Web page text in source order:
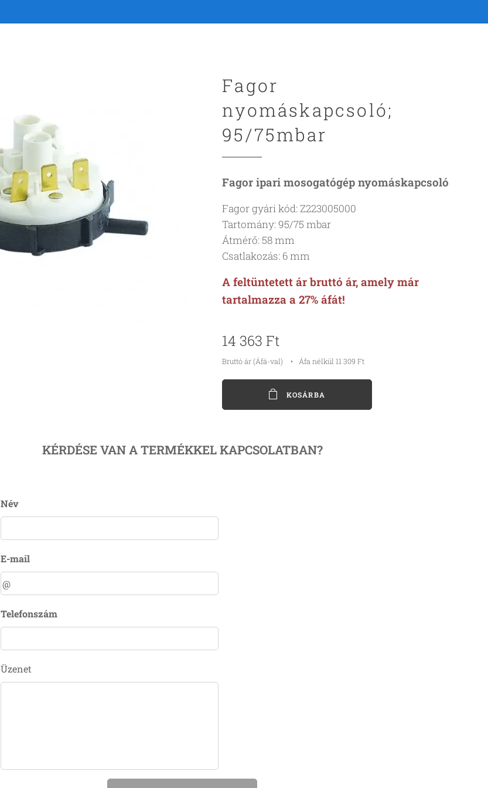
Fagor
nyomáskapcsoló;
95/75mbar
Fagor ipari mosogatógép nyomáskapcsoló
Fagor gyári kód: Z223005000
Tartomány: 95/75 mbar
Átmérő: 58 mm
Csatlakozás: 6 mm
A feltüntetett ár bruttó ár, amely már
tartalmazza a 27% áfát!
14 363 Ft
Bruttó ár (Áfá-val) Áfa nélkül 11 309 Ft
KOSÁRBA
KÉRDÉSE VAN A TERMÉKKEL KAPCSOLATBAN?
Név
E-mail
Telefonszám
Üzenet